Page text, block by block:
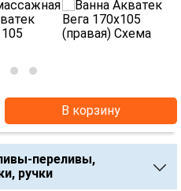
В корзину
переливы,
ручки